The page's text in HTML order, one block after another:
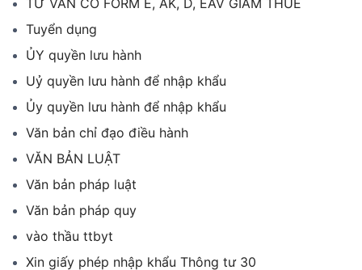
TƯ VẤN CO FORM E, AK, D, EAV GIẢM THUẾ
Tuyển dụng
ỦY quyền lưu hành
Uỷ quyền lưu hành để nhập khẩu
Ủy quyền lưu hành để nhập khẩu
Văn bản chỉ đạo điều hành
VĂN BẢN LUẬT
Văn bản pháp luật
Văn bản pháp quy
vào thầu ttbyt
Xin giấy phép nhập khẩu Thông tư 30